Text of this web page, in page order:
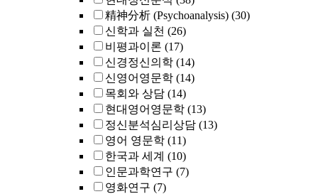
精神分析 (Psychoanalysis) (30)
신학과 실천 (26)
비평과이론 (17)
신경정신의학 (14)
신영어영문학 (14)
목회와 상담 (14)
현대영어영문학 (13)
정신분석심리상담 (13)
영어 영문학 (11)
한국과 세계 (10)
인문과학연구 (7)
영화연구 (7)